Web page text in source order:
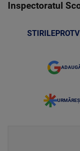
Inspectoratul
STIRILEPROTV